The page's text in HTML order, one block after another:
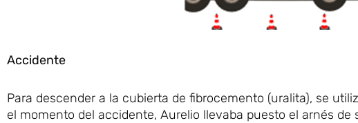
Accidente
Para descender a la cubierta de fibrocemento (uralita), se
el momento del accidente, Aurelio llevaba puesto el arnés